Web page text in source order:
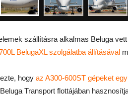
szállításra alkalmas Beluga
BelugaXL szolgálatba állításával
hogy az A300-600ST gépeket
Transport flottájában